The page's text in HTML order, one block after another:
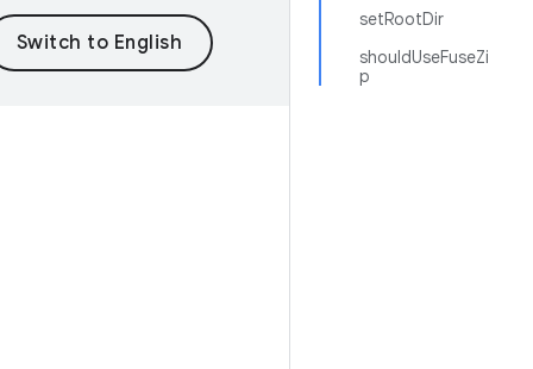
setRootDir
shouldUseFuseZi
p